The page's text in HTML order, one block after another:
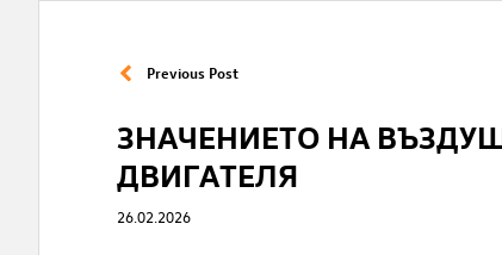
Previous Post
ЗНАЧЕНИЕТО НА
ДВИГАТЕЛЯ
26.02.2026